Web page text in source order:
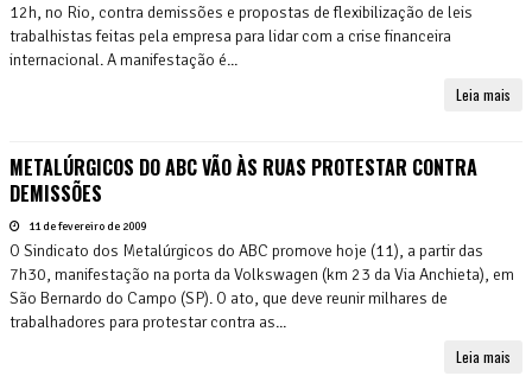
12h, no Rio, contra demissões e propostas de flexibilização de leis
trabalhistas feitas pela empresa para lidar com a crise financeira
internacional. A manifestação é...
Leia mais
METALÚRGICOS DO ABC VÃO ÀS RUAS PROTESTAR CONTRA
DEMISSÕES
11 de fevereiro de 2009
O Sindicato dos Metalúrgicos do ABC promove hoje (11), a partir das
7h30, manifestação na porta da Volkswagen (km 23 da Via Anchieta), em
São Bernardo do Campo (SP). O ato, que deve reunir milhares de
trabalhadores para protestar contra as...
Leia mais